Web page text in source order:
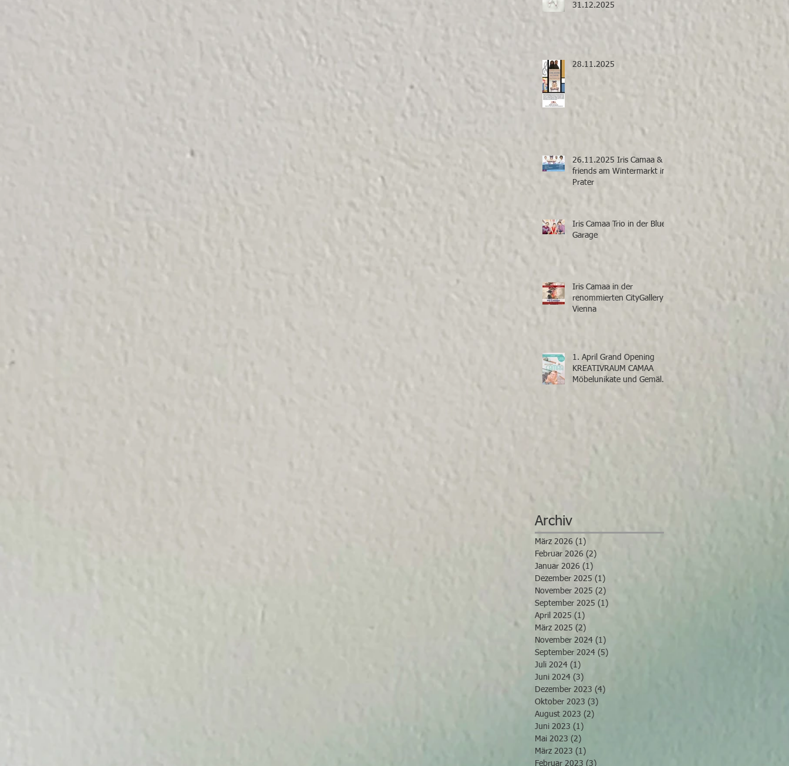
31.12.2025
28.11.2025
26.11.2025 Iris Camaa &
friends am Wintermarkt im
Prater
Iris Camaa Trio in der Blue
Garage
Iris Camaa in der
renommierten CityGallery
Vienna
1. April Grand Opening
KREATIVRAUM CAMAA
Möbelunikate und Gemälde
Archiv
März 2026 (1)
Februar 2026 (2)
Januar 2026 (1)
Dezember 2025 (1)
November 2025 (2)
September 2025 (1)
April 2025 (1)
März 2025 (2)
November 2024 (1)
September 2024 (5)
Juli 2024 (1)
Juni 2024 (3)
Dezember 2023 (4)
Oktober 2023 (3)
August 2023 (2)
Juni 2023 (1)
Mai 2023 (2)
März 2023 (1)
Februar 2023 (3)